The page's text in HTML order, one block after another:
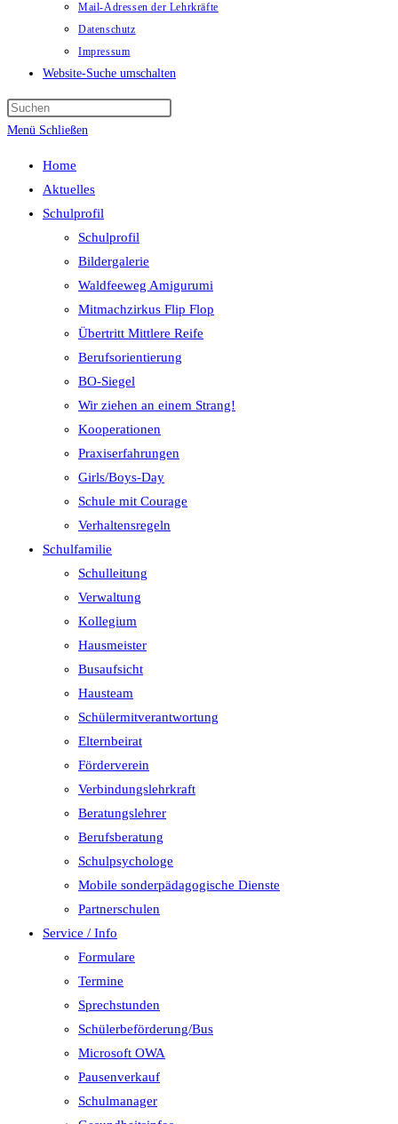
Mail-Adressen der Lehrkräfte
Datenschutz
Impressum
Website-Suche umschalten
Menü Schließen
Home
Aktuelles
Schulprofil
Schulprofil
Bildergalerie
Waldfeeweg Amigurumi
Mitmachzirkus Flip Flop
Übertritt Mittlere Reife
Berufsorientierung
BO-Siegel
Wir ziehen an einem Strang!
Kooperationen
Praxiserfahrungen
Girls/Boys-Day
Schule mit Courage
Verhaltensregeln
Schulfamilie
Schulleitung
Verwaltung
Kollegium
Hausmeister
Busaufsicht
Hausteam
Schülermitverantwortung
Elternbeirat
Förderverein
Verbindungslehrkraft
Beratungslehrer
Berufsberatung
Schulpsychologe
Mobile sonderpädagogische Dienste
Partnerschulen
Service / Info
Formulare
Termine
Sprechstunden
Schülerbeförderung/Bus
Microsoft OWA
Pausenverkauf
Schulmanager